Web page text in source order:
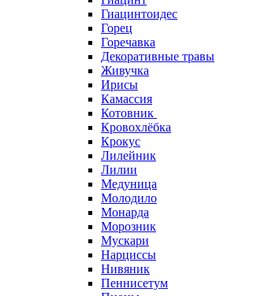
Гиацинтоидес
Горец
Горечавка
Декоративные травы
Живучка
Ирисы
Камассия
Котовник
Кровохлёбка
Крокус
Лилейник
Лилии
Медуница
Молодило
Монарда
Морозник
Мускари
Нарциссы
Нивяник
Пеннисетум